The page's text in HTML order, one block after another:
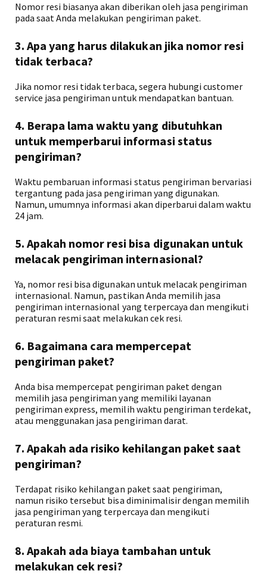
Nomor resi biasanya akan diberikan oleh jasa pengiriman
pada saat Anda melakukan pengiriman paket.
3. Apa yang harus dilakukan jika nomor resi
tidak terbaca?
Jika nomor resi tidak terbaca, segera hubungi customer
service jasa pengiriman untuk mendapatkan bantuan.
4. Berapa lama waktu yang dibutuhkan
untuk memperbarui informasi status
pengiriman?
Waktu pembaruan informasi status pengiriman bervariasi
tergantung pada jasa pengiriman yang digunakan.
Namun, umumnya informasi akan diperbarui dalam waktu
24 jam.
5. Apakah nomor resi bisa digunakan untuk
melacak pengiriman internasional?
Ya, nomor resi bisa digunakan untuk melacak pengiriman
internasional. Namun, pastikan Anda memilih jasa
pengiriman internasional yang terpercaya dan mengikuti
peraturan resmi saat melakukan cek resi.
6. Bagaimana cara mempercepat
pengiriman paket?
Anda bisa mempercepat pengiriman paket dengan
memilih jasa pengiriman yang memiliki layanan
pengiriman express, memilih waktu pengiriman terdekat,
atau menggunakan jasa pengiriman darat.
7. Apakah ada risiko kehilangan paket saat
pengiriman?
Terdapat risiko kehilangan paket saat pengiriman,
namun risiko tersebut bisa diminimalisir dengan memilih
jasa pengiriman yang terpercaya dan mengikuti
peraturan resmi.
8. Apakah ada biaya tambahan untuk
melakukan cek resi?